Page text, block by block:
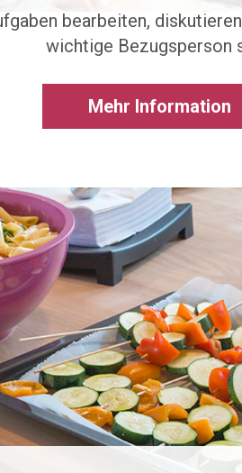
bearbeiten,
wichtige Bezugsperson
Mehr Information